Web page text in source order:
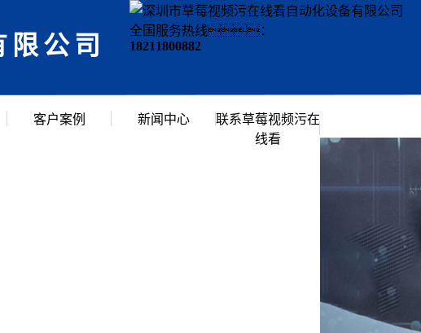
公司
全国服务热线：
18211800882
客户案例 新闻中心
联系草莓视频污在
线看